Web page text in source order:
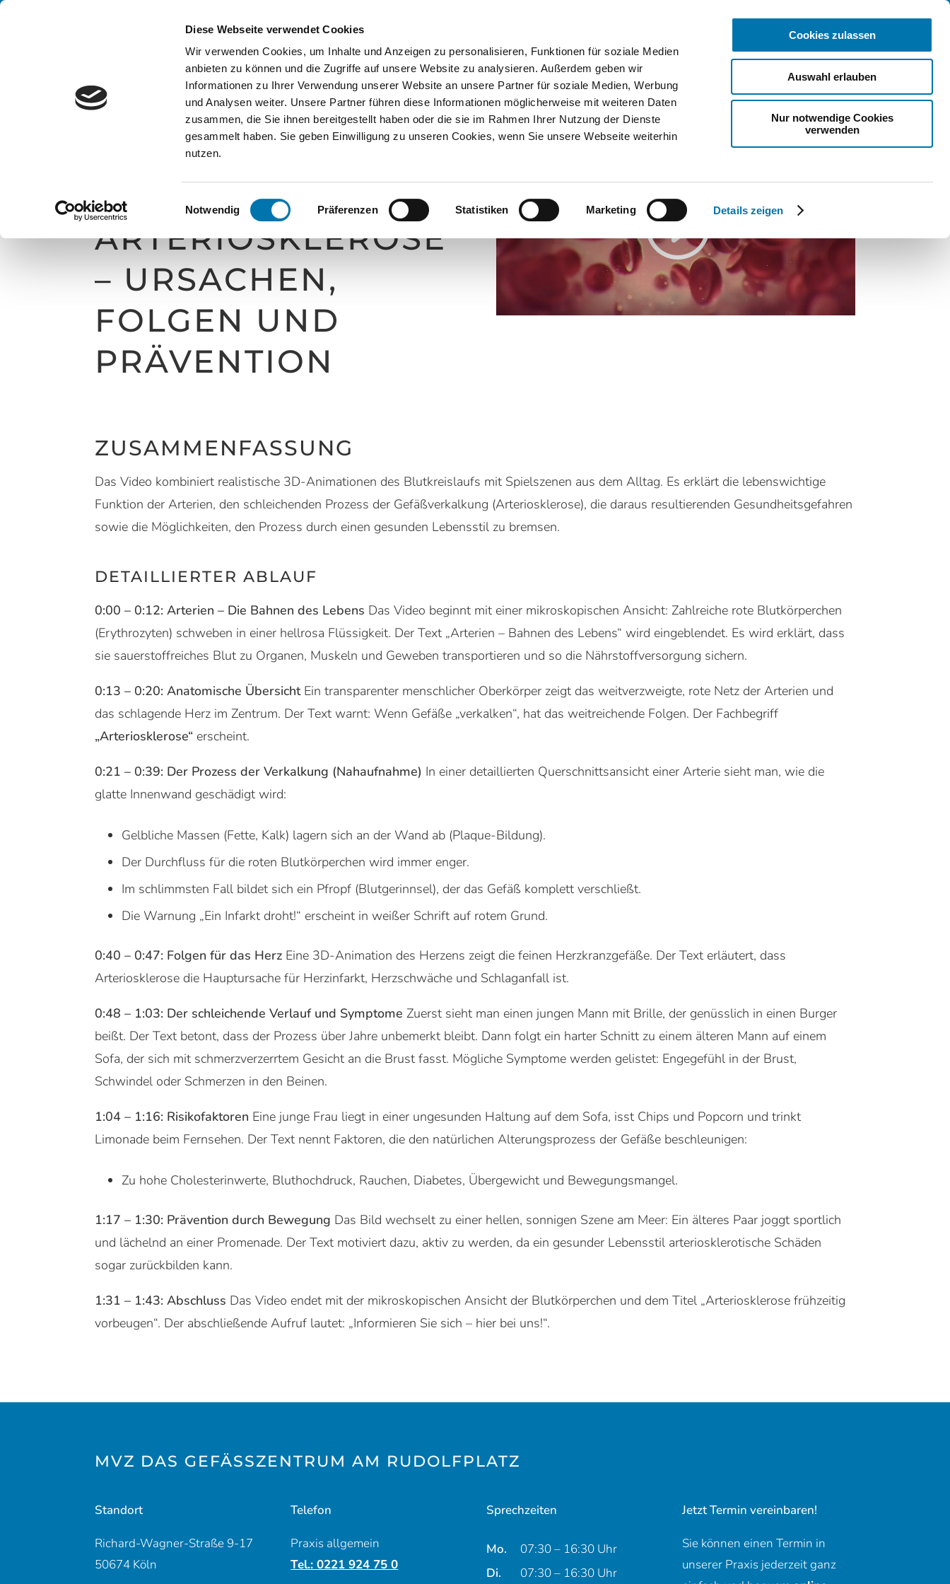
Diese Webseite verwendet Cookies
Wir verwenden Cookies, um Inhalte und Anzeigen zu personalisieren, Funktionen für soziale Medien
anbieten zu können und die Zugriffe auf unsere Website zu analysieren. Außerdem geben wir
Informationen zu Ihrer Verwendung unserer Website an unsere Partner für soziale Medien, Werbung
und Analysen weiter. Unsere Partner führen diese Informationen möglicherweise mit weiteren Daten
zusammen, die Sie ihnen bereitgestellt haben oder die sie im Rahmen Ihrer Nutzung der Dienste
gesammelt haben. Sie geben Einwilligung zu unseren Cookies, wenn Sie unsere Webseite weiterhin
nutzen.
Einwilligungsauswahl
Notwendig Präferenzen Statistiken Marketing Details zeigen
Cookies zulassen
Auswahl erlauben
Nur notwendige Cookies
verwenden
STARTSEITE DIAGNOSTIK BEHANDLUNGEN FAQ ÜBER UNS KONTAKT
VIDEOBESCHREIBU
NG:
ARTERIOSKLEROSE
– URSACHEN,
FOLGEN UND
PRÄVENTION
ZUSAMMENFASSUNG
Das Video kombiniert realistische 3D-Animationen des Blutkreislaufs mit Spielszenen aus dem Alltag. Es erklärt die lebenswichtige
Funktion der Arterien, den schleichenden Prozess der Gefäßverkalkung (Arteriosklerose), die daraus resultierenden Gesundheitsgefahren
sowie die Möglichkeiten, den Prozess durch einen gesunden Lebensstil zu bremsen.
DETAILLIERTER ABLAUF
0:00 – 0:12: Arterien – Die Bahnen des Lebens Das Video beginnt mit einer mikroskopischen Ansicht: Zahlreiche rote Blutkörperchen
(Erythrozyten) schweben in einer hellrosa Flüssigkeit. Der Text „Arterien – Bahnen des Lebens“ wird eingeblendet. Es wird erklärt, dass
sie sauerstoffreiches Blut zu Organen, Muskeln und Geweben transportieren und so die Nährstoffversorgung sichern.
0:13 – 0:20: Anatomische ÜbersichtEin transparenter menschlicher Oberkörper zeigt das weitverzweigte, rote Netz der Arterien und
das schlagende Herz im Zentrum. Der Text warnt: Wenn Gefäße „verkalken“, hat das weitreichende Folgen. Der Fachbegriff
„Arteriosklerose“ erscheint.
0:21 – 0:39: Der Prozess der Verkalkung (Nahaufnahme) In einer detaillierten Querschnittsansicht einer Arterie sieht man, wie die
glatte Innenwand geschädigt wird:
Gelbliche Massen (Fette, Kalk) lagern sich an der Wand ab (Plaque-Bildung).
Der Durchfluss für die roten Blutkörperchen wird immer enger.
Im schlimmsten Fall bildet sich ein Pfropf (Blutgerinnsel), der das Gefäß komplett verschließt.
Die Warnung „Ein Infarkt droht!“ erscheint in weißer Schrift auf rotem Grund.
0:40 – 0:47: Folgen für das Herz Eine 3D-Animation des Herzens zeigt die feinen Herzkranzgefäße. Der Text erläutert, dass
Arteriosklerose die Hauptursache für Herzinfarkt, Herzschwäche und Schlaganfall ist.
0:48 – 1:03: Der schleichende Verlauf und Symptome Zuerst sieht man einen jungen Mann mit Brille, der genüsslich in einen Burger
beißt. Der Text betont, dass der Prozess über Jahre unbemerkt bleibt. Dann folgt ein harter Schnitt zu einem älteren Mann auf einem
Sofa, der sich mit schmerzverzerrtem Gesicht an die Brust fasst. Mögliche Symptome werden gelistet: Engegefühl in der Brust,
Schwindel oder Schmerzen in den Beinen.
1:04 – 1:16: Risikofaktoren Eine junge Frau liegt in einer ungesunden Haltung auf dem Sofa, isst Chips und Popcorn und trinkt
Limonade beim Fernsehen. Der Text nennt Faktoren, die den natürlichen Alterungsprozess der Gefäße beschleunigen:
Zu hohe Cholesterinwerte, Bluthochdruck, Rauchen, Diabetes, Übergewicht und Bewegungsmangel.
1:17 – 1:30: Prävention durch Bewegung Das Bild wechselt zu einer hellen, sonnigen Szene am Meer: Ein älteres Paar joggt sportlich
und lächelnd an einer Promenade. Der Text motiviert dazu, aktiv zu werden, da ein gesunder Lebensstil arteriosklerotische Schäden
sogar zurückbilden kann.
1:31 – 1:43: Abschluss Das Video endet mit der mikroskopischen Ansicht der Blutkörperchen und dem Titel „Arteriosklerose frühzeitig
vorbeugen“. Der abschließende Aufruf lautet: „Informieren Sie sich – hier bei uns!“.
MVZ DAS GEFÄSSZENTRUM AM RUDOLFPLATZ
Standort
Richard-Wagner-Straße 9-17
50674 Köln
Telefon
Praxis allgemein
Tel.: 0221 924 75 0
Sprechzeiten
Mo. Montag
07:30 – 16:30 Uhr
Di. Dienstag
07:30 – 16:30 Uhr
Jetzt Termin vereinbaren!
Sie können einen Termin in
unserer Praxis jederzeit ganz